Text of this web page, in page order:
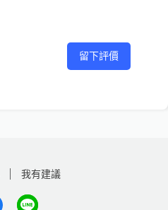
留下評價
我有建議